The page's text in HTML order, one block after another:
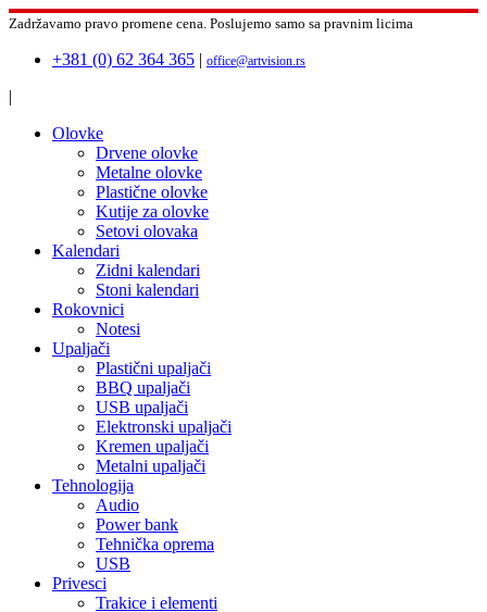
Zadržavamo pravo promene cena. Poslujemo samo sa pravnim licima
+381 (0) 62 364 365 | office@artvision.rs
|
Olovke
Drvene olovke
Metalne olovke
Plastične olovke
Kutije za olovke
Setovi olovaka
Kalendari
Zidni kalendari
Stoni kalendari
Rokovnici
Notesi
Upaljači
Plastični upaljači
BBQ upaljači
USB upaljači
Elektronski upaljači
Kremen upaljači
Metalni upaljači
Tehnologija
Audio
Power bank
Tehnička oprema
USB
Privesci
Trakice i elementi